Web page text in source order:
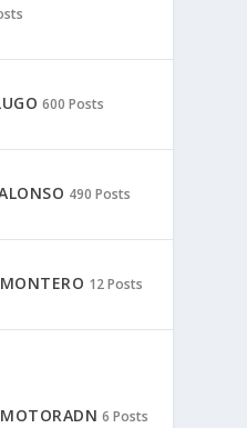
600 Posts
490 Posts
12 Posts
6 Posts